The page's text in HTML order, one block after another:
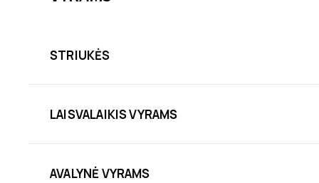
STRIUKĖS
LAISVALAIKIS VYRAMS
AVALYNĖ VYRAMS